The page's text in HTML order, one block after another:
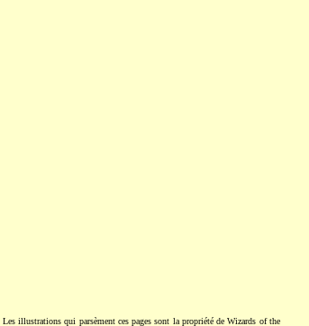
. Les illustrations qui parsèment ces pages sont la propriété de Wizards of the